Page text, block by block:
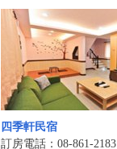
四季軒民宿
訂房電話：08-861-2183